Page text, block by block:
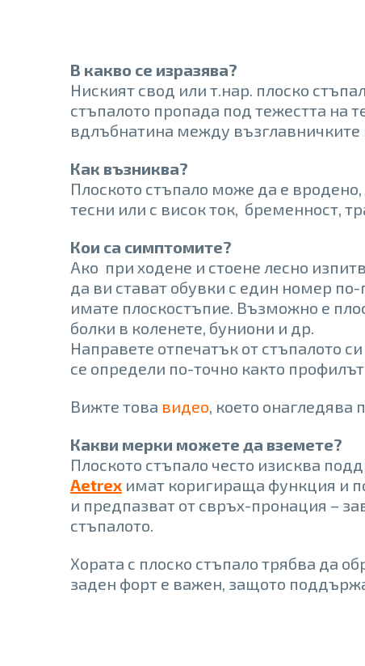
В какво се изразява?
Ниският свод или т.нар. плоско
стъпалото пропада под тежестта на
вдлъбнатина между възглавничките
Как възниква?
Плоското стъпало може да е
тесни или с висок ток, бременност,
Кои са симптомите?
Ако при ходене и стоене лесно
да ви стават обувки с един номер
имате плоскостъпие. Възможно е
болки в коленете, буниони и др.
Направете отпечатък от стъпалото
се определи по-точно както
Вижте това видео, което онагледява
Какви мерки можете да вземете?
Плоското стъпало често изисква
Aetrex имат коригираща функция и
и предпазват от свръх-пронация –
стъпалото.
Хората с плоско стъпало трябва да
заден форт е важен, защото